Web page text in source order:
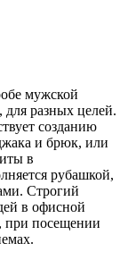
мужской
для разных целей.
созданию
и брюк, или
в
рубашкой,
Строгий
в офисной
при посещении